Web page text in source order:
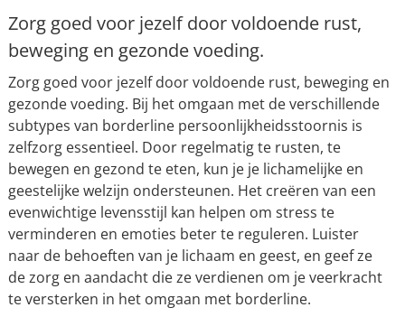
Zorg goed voor jezelf door voldoende rust,
beweging en gezonde voeding.
Zorg goed voor jezelf door voldoende rust, beweging en
gezonde voeding. Bij het omgaan met de verschillende
subtypes van borderline persoonlijkheidsstoornis is
zelfzorg essentieel. Door regelmatig te rusten, te
bewegen en gezond te eten, kun je je lichamelijke en
geestelijke welzijn ondersteunen. Het creëren van een
evenwichtige levensstijl kan helpen om stress te
verminderen en emoties beter te reguleren. Luister
naar de behoeften van je lichaam en geest, en geef ze
de zorg en aandacht die ze verdienen om je veerkracht
te versterken in het omgaan met borderline.